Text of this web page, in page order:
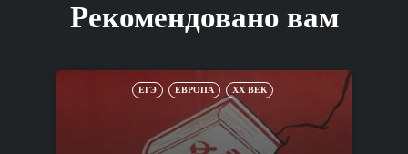
Рекомендовано вам
ЕГЭ ЕВРОПА XX ВЕК